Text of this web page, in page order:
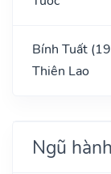
Bính Tuất
Thiên Lao
Ngũ